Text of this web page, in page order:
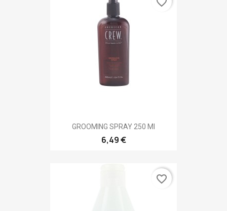
GROOMING SPRAY 250 Ml
6,49 €
favorite_border